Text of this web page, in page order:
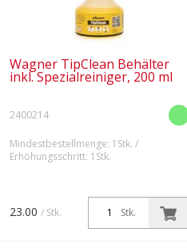
Wagner TipClean Behälter
inkl. Spezialreiniger, 200 ml
2400214
Mindestbestellmenge: 1Stk. /
Erhöhungsschritt: 1Stk.
Stk.
23.00 / Stk.